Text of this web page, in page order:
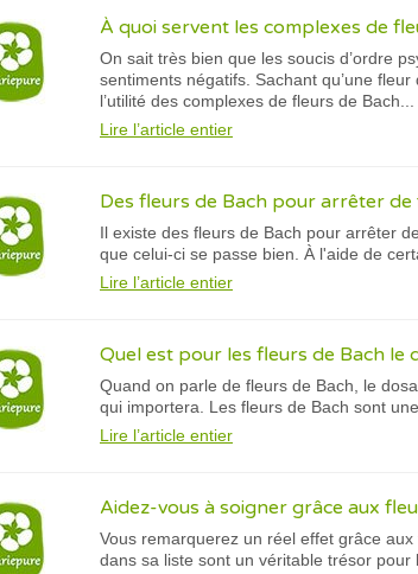
À quoi servent les complexes de
On sait très bien que les soucis d’ordre
sentiments négatifs. Sachant qu’une
l’utilité des complexes de fleurs de Bach...
Lire l’article entier
Des fleurs de Bach pour arrêter de
Il existe des fleurs de Bach pour arrêter
que celui-ci se passe bien. À l'aide de
Lire l’article entier
Quel est pour les fleurs de Bach le
Quand on parle de fleurs de Bach, le
qui importera. Les fleurs de Bach sont
Lire l’article entier
Aidez-vous à soigner grâce aux
Vous remarquerez un réel effet grâce
dans sa liste sont un véritable trésor pour